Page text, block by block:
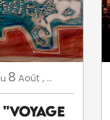
8 Août , ...